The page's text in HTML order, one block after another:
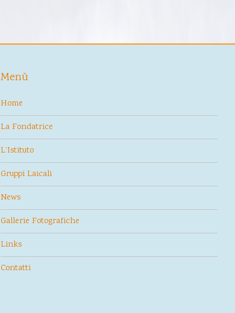
Menù
Home
La Fondatrice
L’Istituto
Gruppi Laicali
News
Gallerie Fotografiche
Links
Contatti